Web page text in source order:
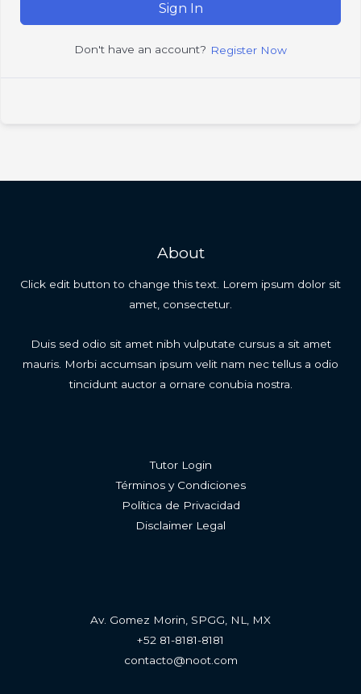
Sign In
Don't have an account? Register Now
About
Click edit button to change this text. Lorem ipsum dolor sit
amet, consectetur.
Duis sed odio sit amet nibh vulputate cursus a sit amet
mauris. Morbi accumsan ipsum velit nam nec tellus a odio
tincidunt auctor a ornare conubia nostra.
Tutor Login
Términos y Condiciones
Política de Privacidad
Disclaimer Legal
Av. Gomez Morin, SPGG, NL, MX
+52 81-8181-8181
contacto@noot.com